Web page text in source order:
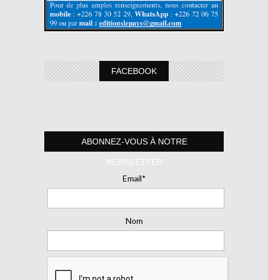
FACEBOOK
ABONNEZ-VOUS À NOTRE
NEWSLETTER
Email*
Nom